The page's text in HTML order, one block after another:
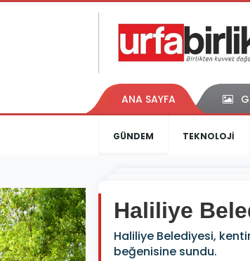
ANA SAYFA
GÜNDEM TEKNOLOJİ
Haliliye
Haliliye Belediyesi,
beğenisine sundu.